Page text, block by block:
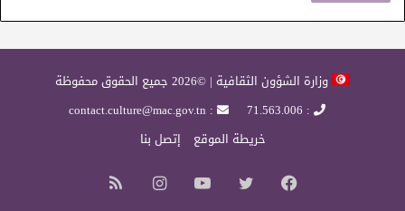
وزارة الشؤون الثقافية | ©2026 جميع الحقوق محفوظة
: 71.563.006
: contact.culture@mac.gov.tn
خريطة الموقع
إتصل بنا
فيسبوك تويتر يوتيوب انستقرام